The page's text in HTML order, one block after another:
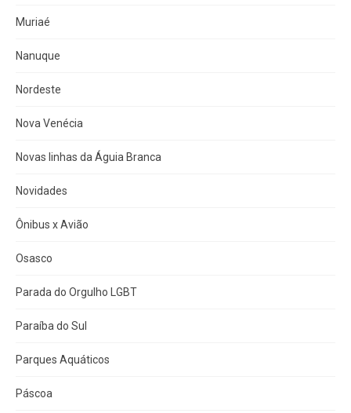
Muriaé
Nanuque
Nordeste
Nova Venécia
Novas linhas da Águia Branca
Novidades
Ônibus x Avião
Osasco
Parada do Orgulho LGBT
Paraíba do Sul
Parques Aquáticos
Páscoa